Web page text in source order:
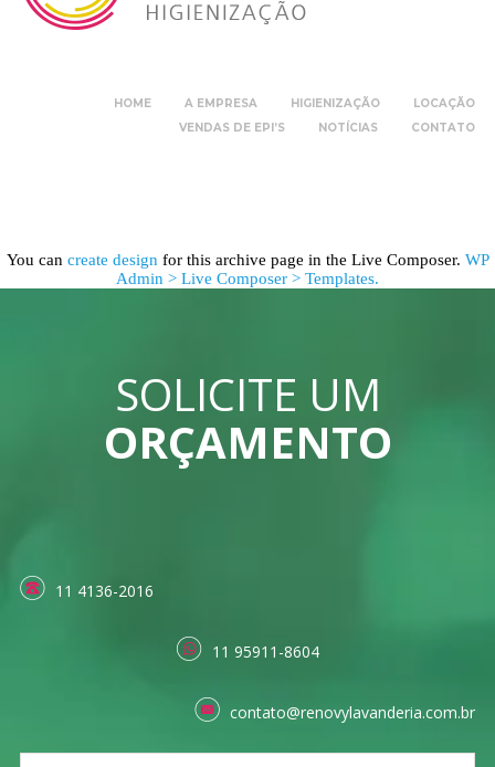
HOME A EMPRESA HIGIENIZAÇÃO
LOCAÇÃO
VENDAS DE EPI’S
NOTÍCIAS CONTATO
You can create design for this archive page in the Live Composer. WP
Admin > Live Composer > Templates.
SOLICITE UM
ORÇAMENTO
11 4136-2016
11 95911-8604
contato@renovylavanderia.com.br